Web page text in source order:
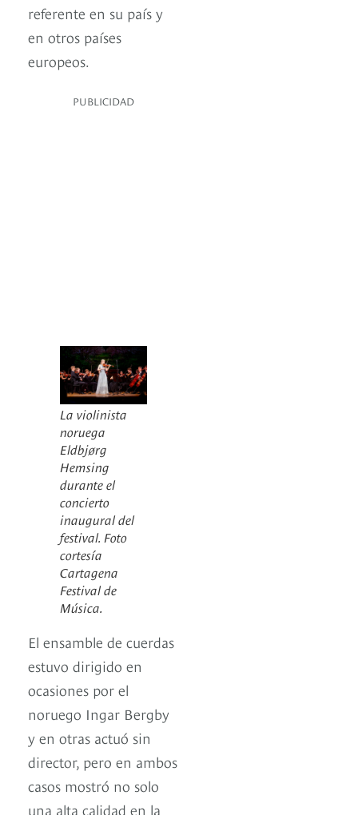
referente en su país y
en otros países
europeos.
PUBLICIDAD
La violinista
noruega
Eldbjørg
Hemsing
durante el
concierto
inaugural del
festival. Foto
cortesía
Cartagena
Festival de
Música.
El ensamble de cuerdas
estuvo dirigido en
ocasiones por el
noruego Ingar Bergby
y en otras actuó sin
director, pero en ambos
casos mostró no solo
una alta calidad en la